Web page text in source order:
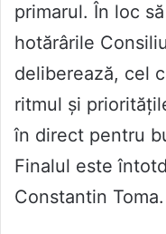
primarul. În loc
hotărârile
deliberează, cel
ritmul și
în direct pentru
Finalul este
Constantin Toma.